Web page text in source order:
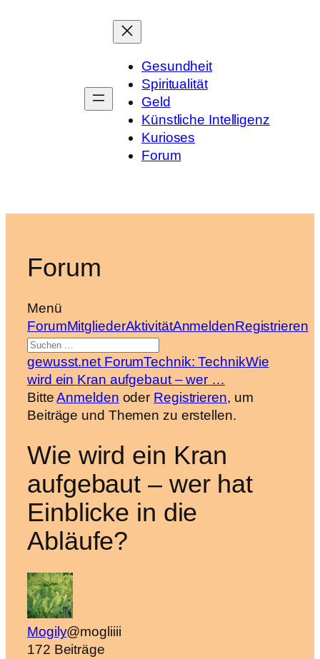
Gesundheit
Spiritualität
Geld
Künstliche Intelligenz
Kurioses
Forum
Forum
Menü
Forum-
Navigation
ForumMitgliederAktivitätAnmeldenRegistrieren
Forum-
Breadcrumbs
–
Du
hier:
gewusst.net ForumTechnik: TechnikWie
wird ein Kran aufgebaut – wer …
BitteAnmelden oder Registrieren, um
Beiträge und Themen zu erstellen.
Wie wird ein Kran
aufgebaut – wer hat
Einblicke in die
Abläufe?
Mogily@mogliiii
172 Beiträge